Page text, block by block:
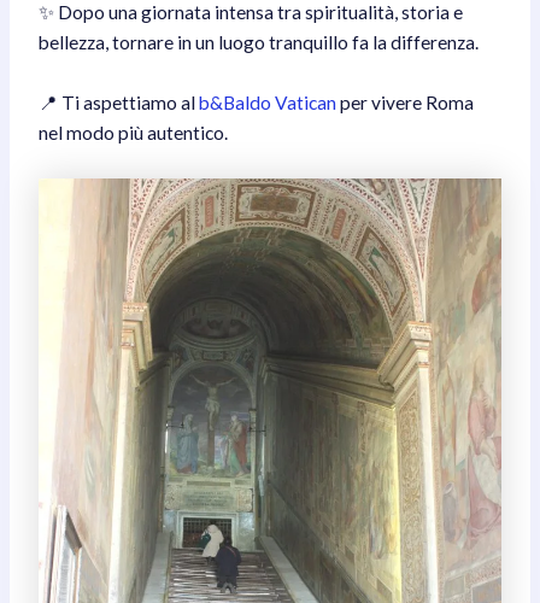
✨ Dopo una giornata intensa tra spiritualità, storia e
bellezza, tornare in un luogo tranquillo fa la differenza.
📍 Ti aspettiamo alb&Baldo Vaticanper vivere Roma
nel modo più autentico.